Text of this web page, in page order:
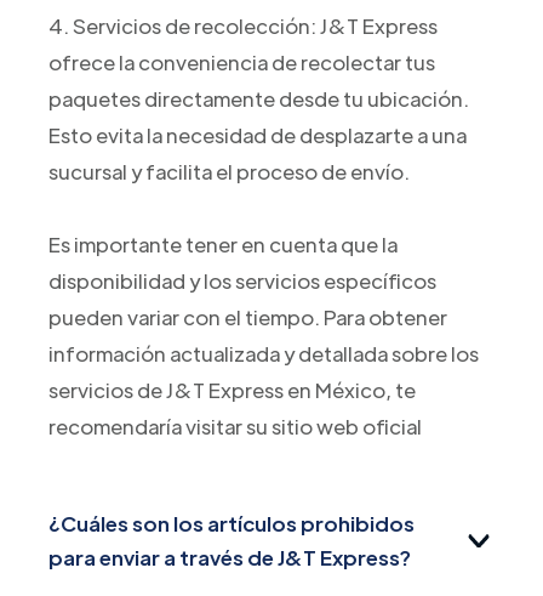
4. Servicios de recolección: J&T Express
ofrece la conveniencia de recolectar tus
paquetes directamente desde tu ubicación.
Esto evita la necesidad de desplazarte a una
sucursal y facilita el proceso de envío.
Es importante tener en cuenta que la
disponibilidad y los servicios específicos
pueden variar con el tiempo. Para obtener
información actualizada y detallada sobre los
servicios de J&T Express en México, te
recomendaría visitar su sitio web oficial
¿Cuáles son los artículos prohibidos
para enviar a través de J&T Express?